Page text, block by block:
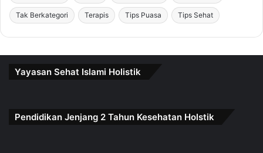
Tak Berkategori Terapis Tips Puasa Tips Sehat
Yayasan Sehat Islami Holistik
Pendidikan Jenjang 2 Tahun Kesehatan Holstik